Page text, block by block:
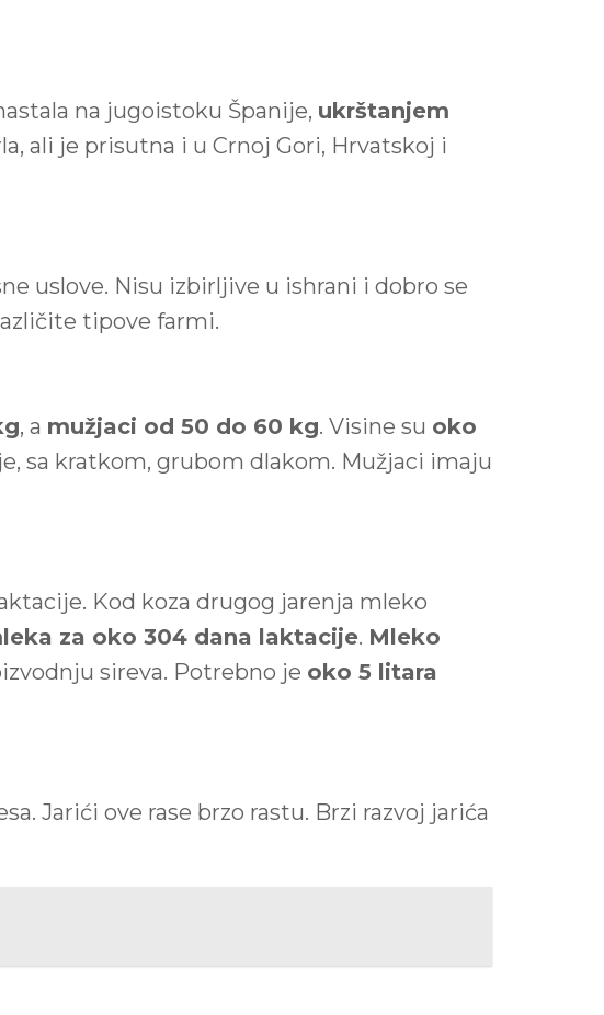
na jugoistoku Španije, ukrštanjem
ali je prisutna i u Crnoj Gori, Hrvatskoj i
uslove. Nisu izbirljive u ishrani i dobro se
tipove farmi.
, a mužjaci od 50 do 60 kg. Visine su oko
sa kratkom, grubom dlakom. Mužjaci imaju
Kod koza drugog jarenja mleko
za oko 304 dana laktacije. Mleko
sireva. Potrebno je oko 5 litara
Jarići ove rase brzo rastu. Brzi razvoj jarića